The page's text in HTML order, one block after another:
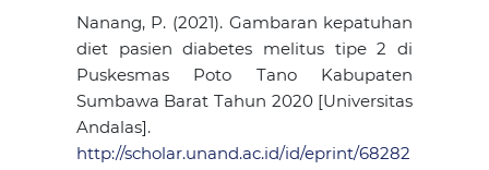
Nanang, P. (2021). Gambaran kepatuhan
diet pasien diabetes melitus tipe 2 di
Puskesmas Poto Tano Kabupaten
Sumbawa Barat Tahun 2020 [Universitas
Andalas].
http://scholar.unand.ac.id/id/eprint/68282